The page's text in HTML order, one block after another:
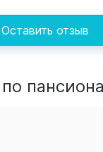
Оставить отзыв